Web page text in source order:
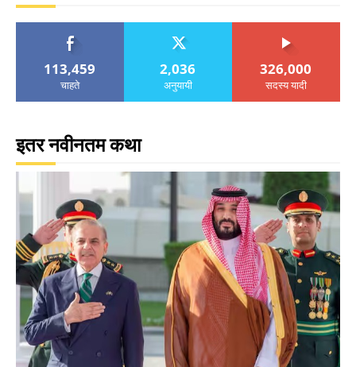
113,459
चाहते
2,036
अनुयायी
326,000
सदस्य यादी
इतर नवीनतम कथा